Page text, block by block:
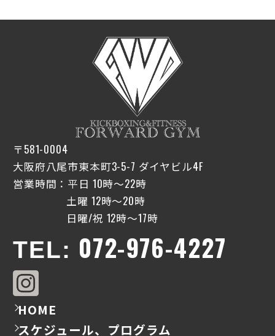
〒581-0004
大阪府八尾市東本町3-5-7 ダイヤビル4F
営業時間：平日 10時〜22時
土曜 12時〜20時
日曜/祝 12時〜17時
TEL: 072-976-4227
HOME
スケジュール、プログラム